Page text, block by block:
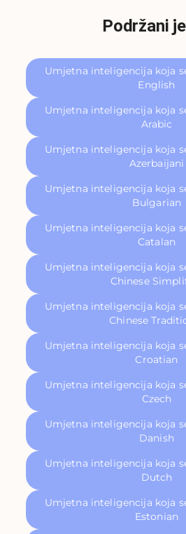
Podržani
Umjetna inteligencija koja
English
Umjetna inteligencija koja
Arabic
Umjetna inteligencija koja
Azerbaijani
Umjetna inteligencija koja
Bulgarian
Umjetna inteligencija koja
Catalan
Umjetna inteligencija koja
Chinese
Umjetna inteligencija koja
Chinese
Umjetna inteligencija koja
Croatian
Umjetna inteligencija koja
Czech
Umjetna inteligencija koja
Danish
Umjetna inteligencija koja
Dutch
Umjetna inteligencija koja
Estonian